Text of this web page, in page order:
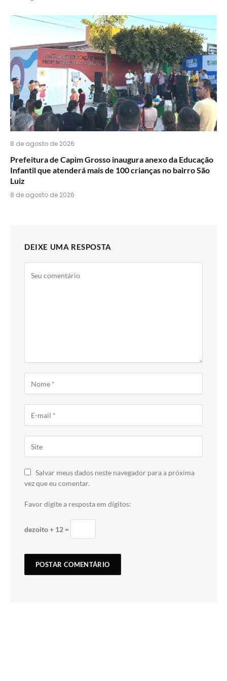
8 de agosto de 2026
Prefeitura de Capim Grosso inaugura anexo da Educação
Infantil que atenderá mais de 100 crianças no bairro São
Luiz
8 de agosto de 2026
DEIXE UMA RESPOSTA
Salvar meus dados neste navegador para a próxima
vez que eu comentar.
Favor digite a resposta em dígitos:
dezoito + 12 =